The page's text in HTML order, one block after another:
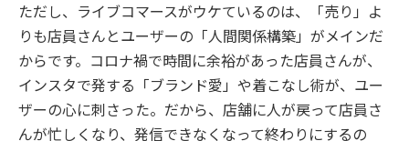
ただし、ライブコマースがウケているのは、「売り」よ
りも店員さんとユーザーの「人間関係構築」がメインだ
からです。コロナ禍で時間に余裕があった店員さんが、
インスタで発する「ブランド愛」や着こなし術が、ユー
ザーの心に刺さった。だから、店舗に人が戻って店員さ
んが忙しくなり、発信できなくなって終わりにするの